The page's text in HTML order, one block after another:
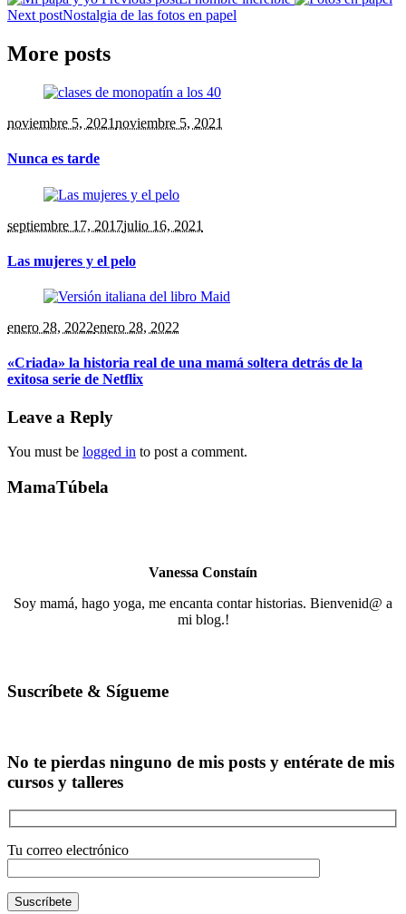
Next postNostalgia de las fotos en papel
More posts
noviembre 5, 2021noviembre 5, 2021
Nunca es tarde
septiembre 17, 2017julio 16, 2021
Las mujeres y el pelo
enero 28, 2022enero 28, 2022
«Criada» la historia real de una mamá soltera detrás de la
exitosa serie de Netflix
Leave a Reply
You must be logged in to post a comment.
MamaTúbela
Vanessa Constaín
Soy mamá, hago yoga, me encanta contar historias. Bienvenid@ a
mi blog.!
Suscríbete & Sígueme
No te pierdas ninguno de mis posts y entérate de mis
cursos y talleres
Tu correo electrónico